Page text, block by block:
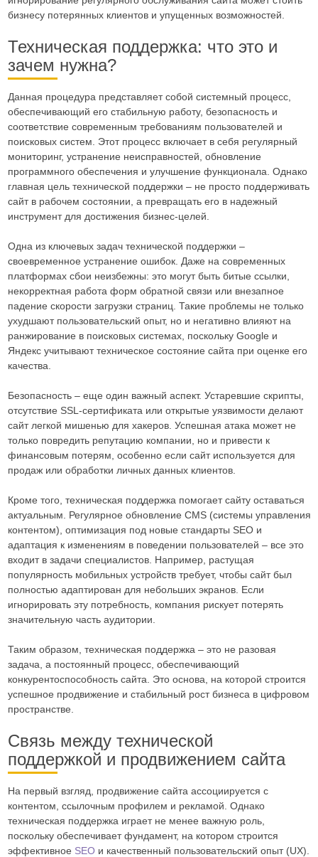
бизнесу потерянных клиентов и упущенных возможностей.
Техническая поддержка: что это и
зачем нужна?
Данная процедура представляет собой системный процесс,
обеспечивающий его стабильную работу, безопасность и
соответствие современным требованиям пользователей и
поисковых систем. Этот процесс включает в себя регулярный
мониторинг, устранение неисправностей, обновление
программного обеспечения и улучшение функционала. Однако
главная цель технической поддержки – не просто поддерживать
сайт в рабочем состоянии, а превращать его в надежный
инструмент для достижения бизнес-целей.
Одна из ключевых задач технической поддержки –
своевременное устранение ошибок. Даже на современных
платформах сбои неизбежны: это могут быть битые ссылки,
некорректная работа форм обратной связи или внезапное
падение скорости загрузки страниц. Такие проблемы не только
ухудшают пользовательский опыт, но и негативно влияют на
ранжирование в поисковых системах, поскольку Google и
Яндекс учитывают техническое состояние сайта при оценке его
качества.
Безопасность – еще один важный аспект. Устаревшие скрипты,
отсутствие SSL-сертификата или открытые уязвимости делают
сайт легкой мишенью для хакеров. Успешная атака может не
только повредить репутацию компании, но и привести к
финансовым потерям, особенно если сайт используется для
продаж или обработки личных данных клиентов.
Кроме того, техническая поддержка помогает сайту оставаться
актуальным. Регулярное обновление CMS (системы управления
контентом), оптимизация под новые стандарты SEO и
адаптация к изменениям в поведении пользователей – все это
входит в задачи специалистов. Например, растущая
популярность мобильных устройств требует, чтобы сайт был
полностью адаптирован для небольших экранов. Если
игнорировать эту потребность, компания рискует потерять
значительную часть аудитории.
Таким образом, техническая поддержка – это не разовая
задача, а постоянный процесс, обеспечивающий
конкурентоспособность сайта. Это основа, на которой строится
успешное продвижение и стабильный рост бизнеса в цифровом
пространстве.
Связь между технической
поддержкой и продвижением сайта
На первый взгляд, продвижение сайта ассоциируется с
контентом, ссылочным профилем и рекламой. Однако
техническая поддержка играет не менее важную роль,
поскольку обеспечивает фундамент, на котором строится
эффективное SEOи качественный пользовательский опыт (UX).